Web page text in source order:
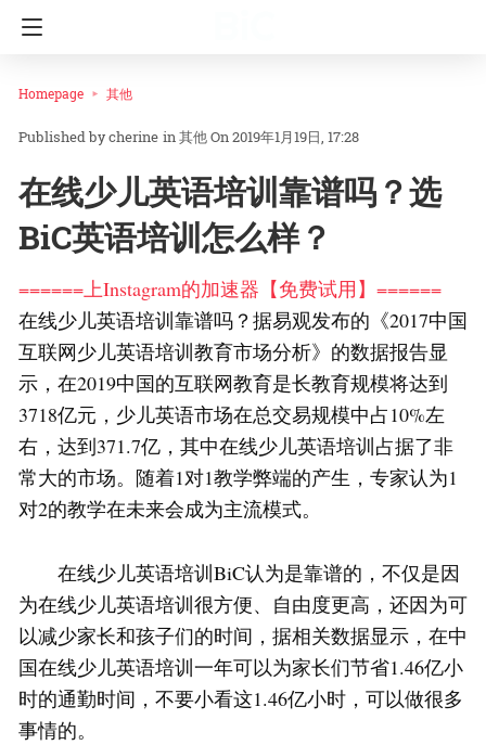
Homepage 其他
cherine in其他On 2019年1月19日, 17:28
在线少儿英语培训靠谱吗？选
BiC英语培训怎么样？
======上Instagram的加速器【免费试用】======
在线少儿英语培训靠谱吗？据易观发布的《2017中国
互联网少儿英语培训教育市场分析》的数据报告显
示，在2019中国的互联网教育是长教育规模将达到
3718亿元，少儿英语市场在总交易规模中占10%左
右，达到371.7亿，其中在线少儿英语培训占据了非
常大的市场。随着1对1教学弊端的产生，专家认为1
对2的教学在未来会成为主流模式。
在线少儿英语培训BiC认为是靠谱的，不仅是因
为在线少儿英语培训很方便、自由度更高，还因为可
以减少家长和孩子们的时间，据相关数据显示，在中
国在线少儿英语培训一年可以为家长们节省1.46亿小
时的通勤时间，不要小看这1.46亿小时，可以做很多
事情的。